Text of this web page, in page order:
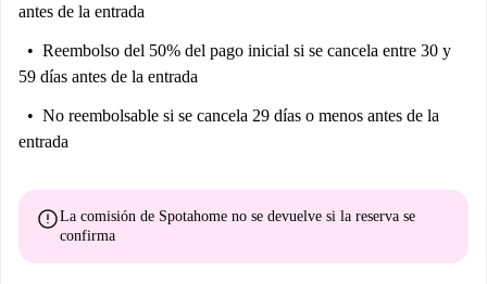
antes de la entrada
Reembolso del 50% del pago inicial si se cancela entre 30 y
59 días antes de la entrada
No reembolsable si se cancela 29 días o menos antes de la
entrada
errorLa comisión de Spotahome no se devuelve si la reserva se
confirma